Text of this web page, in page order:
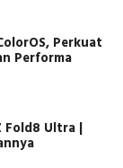
Perkuat
Performa
Fold8 Ultra |